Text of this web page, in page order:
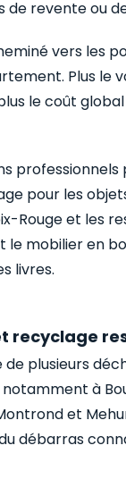
de revente ou
vers les
Plus le
le coût
pour les
Rouge et les
le mobilier en
livres.
recyclage
de plusieurs
à
et
débarras